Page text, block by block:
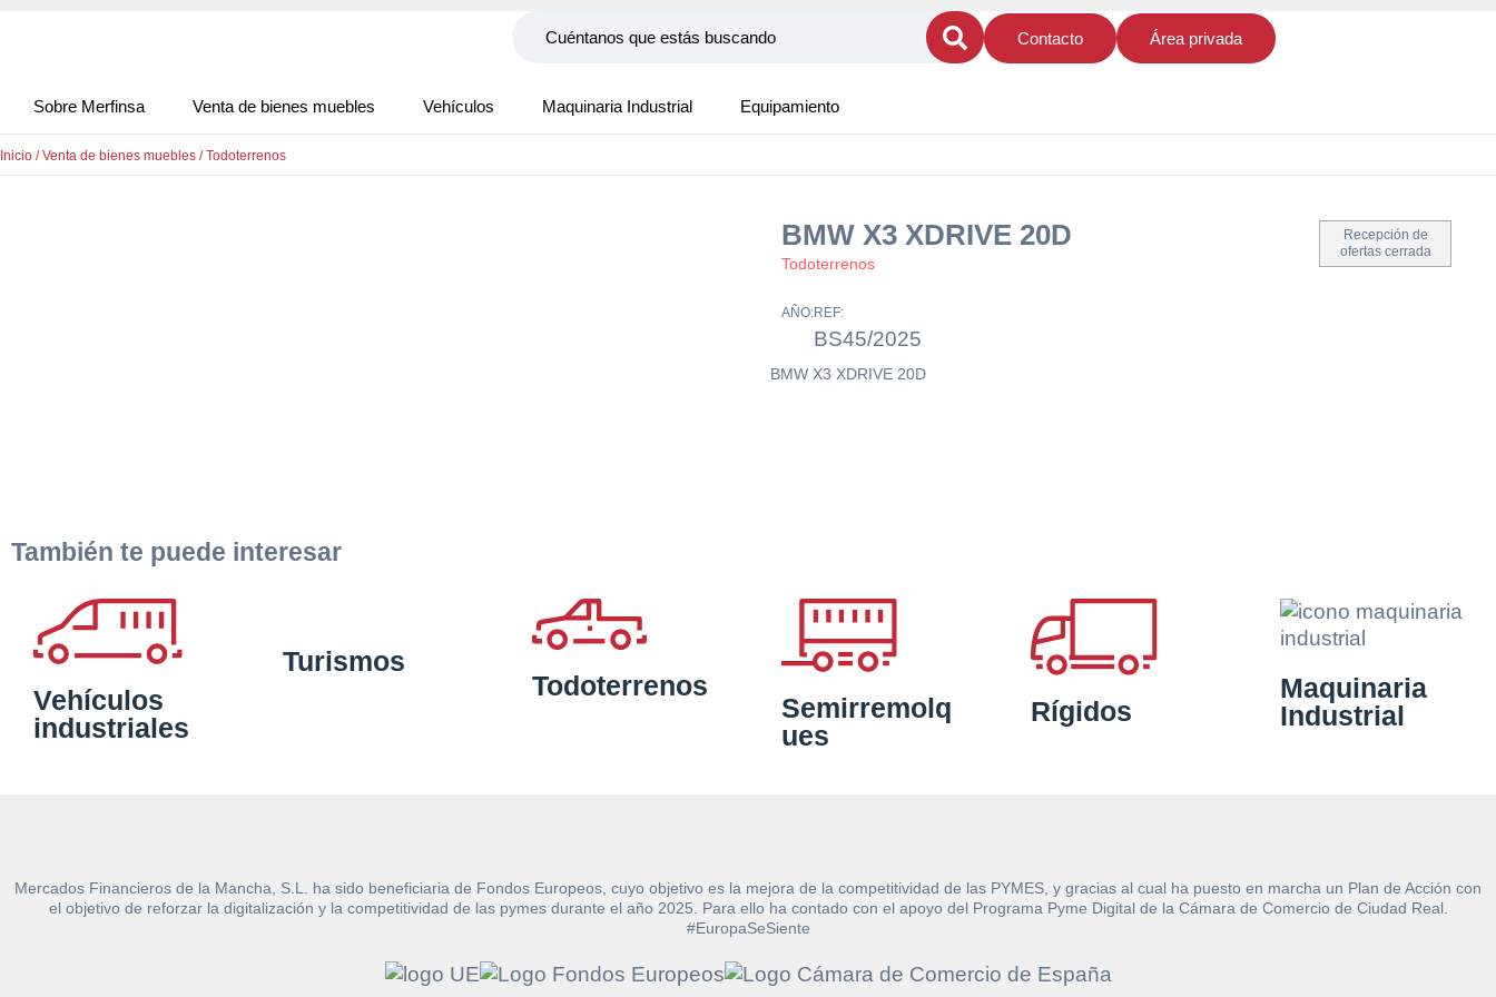
Contacto Área privada
Sobre Merfinsa Venta de bienes muebles Vehículos Maquinaria Industrial Equipamiento
Inicio /Venta de bienes muebles /Todoterrenos
BMW X3 XDRIVE 20D
Todoterrenos
Recepción de
ofertas cerrada
AÑO:REF:
BS45/2025
BMW X3 XDRIVE 20D
También te puede interesar
Vehículos
industriales
Turismos
Todoterrenos
Semirremolq
ues
Rígidos
Maquinaria
Industrial
Mercados Financieros de la Mancha, S.L. ha sido beneficiaria de Fondos Europeos, cuyo objetivo es la mejora de la competitividad de las PYMES, y gracias al cual ha puesto en marcha un Plan de Acción con
el objetivo de reforzar la digitalización y la competitividad de las pymes durante el año 2025. Para ello ha contado con el apoyo del Programa Pyme Digital de la Cámara de Comercio de Ciudad Real.
#EuropaSeSiente